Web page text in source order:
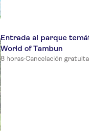
Entrada al parque
World of Tambun
8 horas·Cancelación gratuita